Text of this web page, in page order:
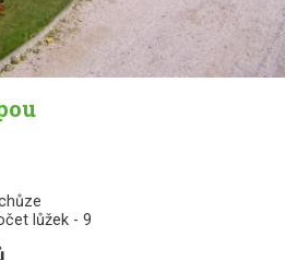
lůžek - 9